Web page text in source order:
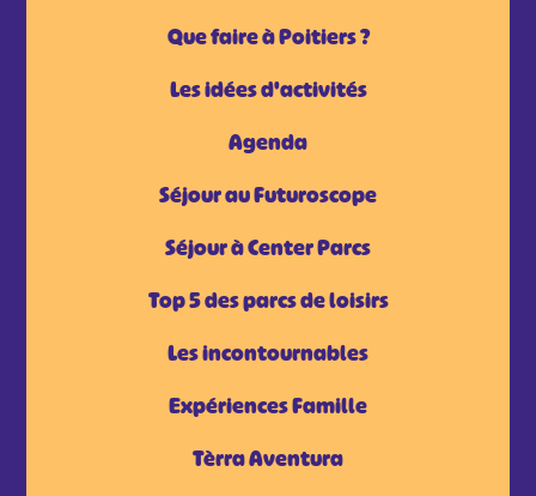
Que faire à Poitiers ?
Les idées d'activités
Agenda
Séjour au Futuroscope
Séjour à Center Parcs
Top 5 des parcs de loisirs
Les incontournables
Expériences Famille
Tèrra Aventura